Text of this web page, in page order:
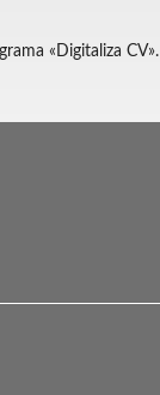
«Digitaliza CV».